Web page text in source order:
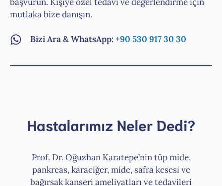
mutlaka bize danışın.
Bizi Ara & WhatsApp:+90 530 917 30 30
Hastalarımız Neler Dedi?
Prof. Dr. Oğuzhan Karatepe’nin tüp mide,
pankreas, karaciğer, mide, safra kesesi ve
bağırsak kanseri ameliyatları ve tedavileri